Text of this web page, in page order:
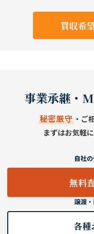
買収希
事業承継・
秘密厳守・ご
まずはお気軽
自社
無料
譲渡
各種